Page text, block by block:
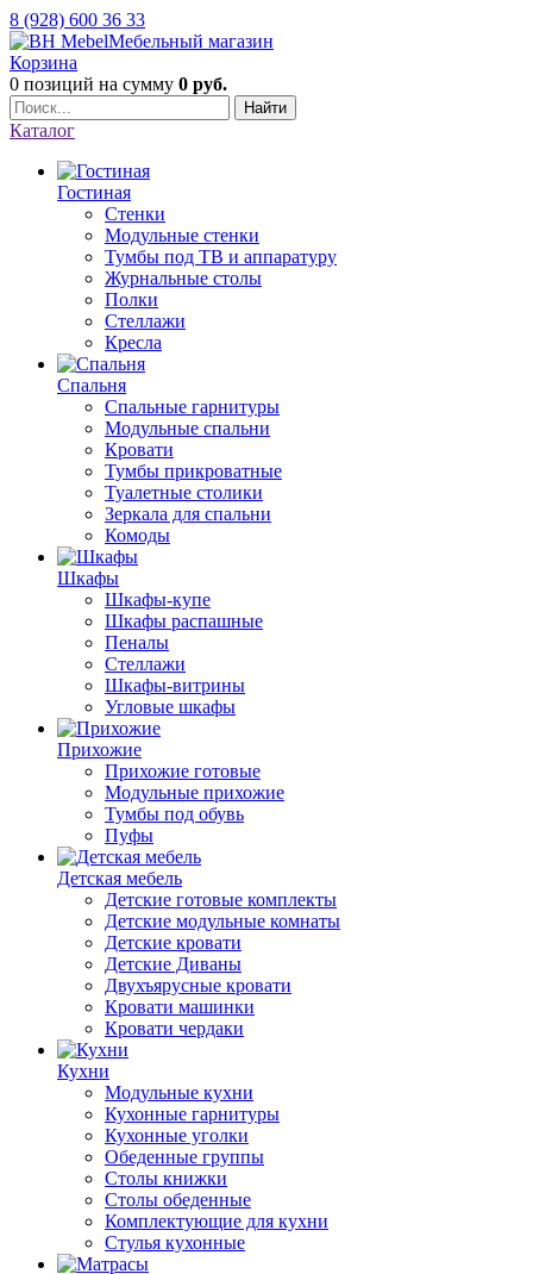
8 (928) 600 36 33
Мебельный магазин
Корзина
0 позиций на сумму 0 руб.
Найти
Каталог
Гостиная
Стенки
Модульные стенки
Тумбы под ТВ и аппаратуру
Журнальные столы
Полки
Стеллажи
Кресла
Спальня
Спальные гарнитуры
Модульные спальни
Кровати
Тумбы прикроватные
Туалетные столики
Зеркала для спальни
Комоды
Шкафы
Шкафы-купе
Шкафы распашные
Пеналы
Стеллажи
Шкафы-витрины
Угловые шкафы
Прихожие
Прихожие готовые
Модульные прихожие
Тумбы под обувь
Пуфы
Детская мебель
Детские готовые комплекты
Детские модульные комнаты
Детские кровати
Детские Диваны
Двухъярусные кровати
Кровати машинки
Кровати чердаки
Кухни
Модульные кухни
Кухонные гарнитуры
Кухонные уголки
Обеденные группы
Столы книжки
Столы обеденные
Комплектующие для кухни
Стулья кухонные